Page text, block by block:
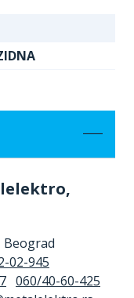
02-945
060/40-60-425